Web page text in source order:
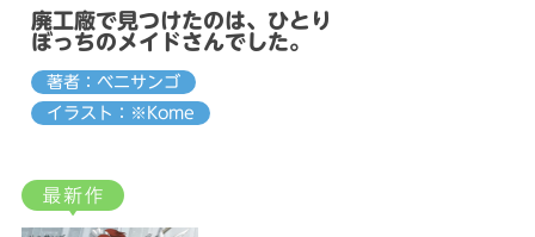
廃工廠で見つけたのは、ひとり
ぼっちのメイドさんでした。
著者：ベニサンゴ
イラスト：※Kome